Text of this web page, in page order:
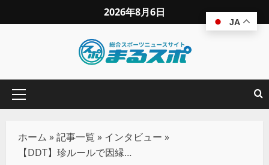
2026年8月6日
ホーム »記事一覧 » インタビュー »
【DDT】珍ルールで因縁の王座戦！To-yが『ユニキャスデスマッチ』でイルシオンを懲らしめる！
JA